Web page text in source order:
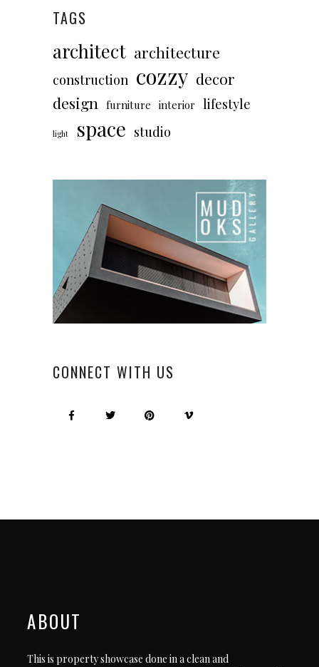
TAGS
architect architecture
construction cozzy decor
design
furniture interior lifestyle
light space studio
CONNECT WITH US
ABOUT
This is property showcase done in a clean and